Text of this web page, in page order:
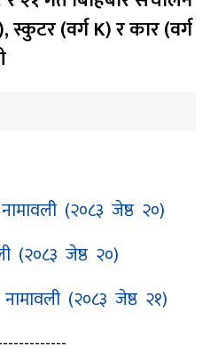
(वर्ग K) र कार (वर्ग
(२०८३ जेष्ठ २०)
(२०८३ जेष्ठ २०)
(२०८३ जेष्ठ २१)